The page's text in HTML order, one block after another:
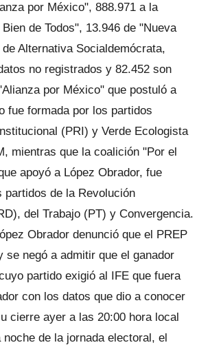
por México", 888.971 a la
de Todos", 13.946 de "Nueva
Alternativa Socialdemócrata,
no registrados y 82.452 son
por México" que postuló a
fue formada por los partidos
(PRI) y Verde Ecologista
mientras que la coalición "Por el
apoyó a López Obrador, fue
partidos de la Revolución
del Trabajo (PT) y Convergencia.
Obrador denunció que el PREP
se negó a admitir que el ganador
partido exigió al IFE que fuera
con los datos que dio a conocer
cierre ayer a las 20:00 hora local
noche de la jornada electoral, el